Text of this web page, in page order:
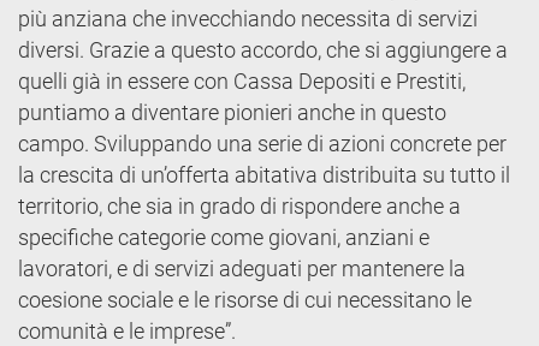
più anziana che invecchiando necessita di servizi
diversi. Grazie a questo accordo, che si aggiungere a
quelli già in essere con Cassa Depositi e Prestiti,
puntiamo a diventare pionieri anche in questo
campo. Sviluppando una serie di azioni concrete per
la crescita di un’offerta abitativa distribuita su tutto il
territorio, che sia in grado di rispondere anche a
specifiche categorie come giovani, anziani e
lavoratori, e di servizi adeguati per mantenere la
coesione sociale e le risorse di cui necessitano le
comunità e le imprese”.